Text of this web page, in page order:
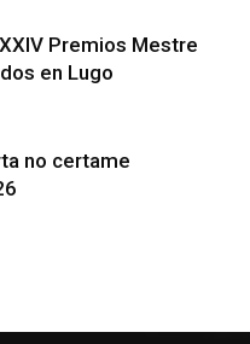
Premios Mestre
en Lugo
no certame